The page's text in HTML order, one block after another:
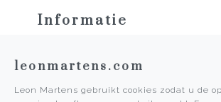
Informatie
Historie
leonmartens.com
Leon Martens gebruikt cookies zodat u de